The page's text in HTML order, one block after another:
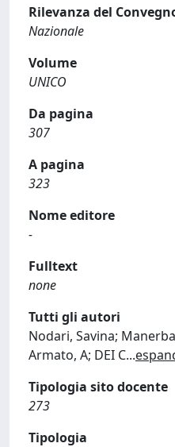
Rilevanza del
Nazionale
Volume
UNICO
Da pagina
307
A pagina
323
Nome editore
-
Fulltext
none
Tutti gli autori
Nodari, Savina;
Armato, A; DEI C...
Tipologia sito docente
273
Tipologia